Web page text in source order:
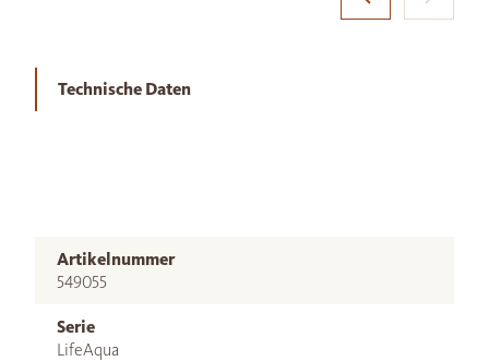
Technische Daten
Artikelnummer
549055
Serie
LifeAqua